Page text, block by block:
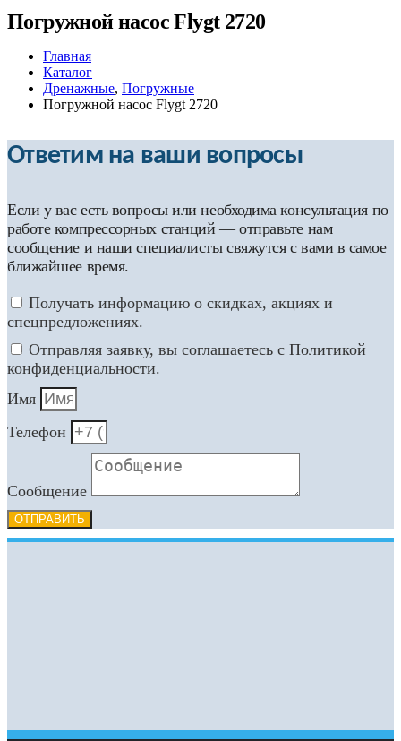
Погружной насос Flygt 2720
Главная
Каталог
Дренажные, Погружные
Погружной насос Flygt 2720
Ответим на ваши вопросы
Если у вас есть вопросы или необходима консультация по
работе компрессорных станций — отправьте нам
сообщение и наши специалисты свяжутся с вами в самое
ближайшее время.
Получать информацию о скидках, акциях и
спецпредложениях.
Отправляя заявку, вы соглашаетесь с Политикой
конфиденциальности.
Имя
Телефон
Сообщение
ОТПРАВИТЬ